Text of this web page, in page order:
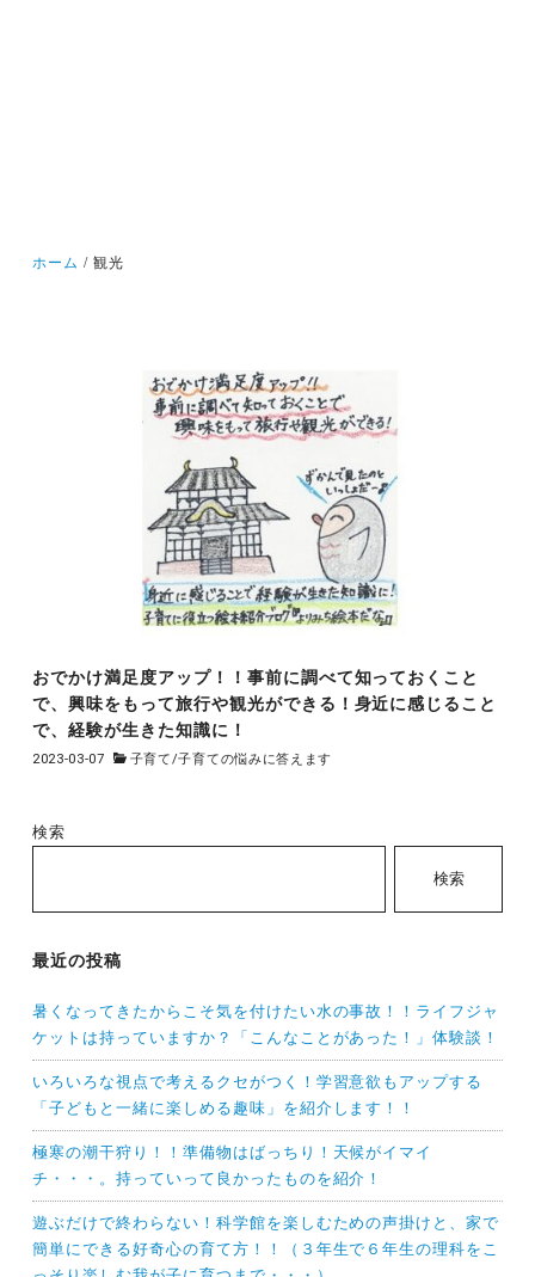
ホーム 観光
おでかけ満足度アップ！！事前に調べて知っておくこと
で、興味をもって旅行や観光ができる！身近に感じること
で、経験が生きた知識に！
2023-03-07 子育て/子育ての悩みに答えます
検索
検索
最近の投稿
暑くなってきたからこそ気を付けたい水の事故！！ライフジャ
ケットは持っていますか？「こんなことがあった！」体験談！
いろいろな視点で考えるクセがつく！学習意欲もアップする
「子どもと一緒に楽しめる趣味」を紹介します！！
極寒の潮干狩り！！準備物はばっちり！天候がイマイ
チ・・・。持っていって良かったものを紹介！
遊ぶだけで終わらない！科学館を楽しむための声掛けと、家で
簡単にできる好奇心の育て方！！（３年生で６年生の理科をこ